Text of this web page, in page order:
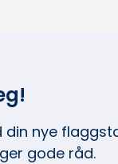
nye
gode råd.